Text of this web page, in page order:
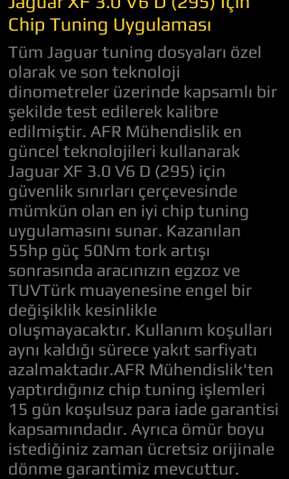
Chip Tuning Uygulaması
Tüm Jaguar tuning dosyaları özel
olarak ve son teknoloji
dinometreler üzerinde kapsamlı bir
şekilde test edilerek kalibre
edilmiştir. AFR Mühendislik en
güncel teknolojileri kullanarak
Jaguar XF 3.0 V6 D (295) için
güvenlik sınırları çerçevesinde
mümkün olan en iyi chip tuning
uygulamasını sunar. Kazanılan
55hp güç 50Nm tork artışı
sonrasında aracınızın egzoz ve
TUVTürk muayenesine engel bir
değişiklik kesinlikle
oluşmayacaktır. Kullanım koşulları
aynı kaldığı sürece yakıt sarfiyatı
azalmaktadır.AFR Mühendislik'ten
yaptırdığınız chip tuning işlemleri
15 gün koşulsuz para iade garantisi
kapsamındadır. Ayrıca ömür boyu
istediğiniz zaman ücretsiz orijinale
dönme garantimiz mevcuttur.